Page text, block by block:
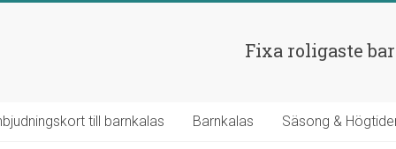
Fixa roligaste
till barnkalas Barnkalas Säsong &